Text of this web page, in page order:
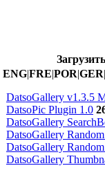
ENG|FRE|POR|GER|
DatsoGallery v1.3.5
DatsoPic Plugin 1.0
DatsoGallery
DatsoGallery
DatsoGallery
DatsoGallery